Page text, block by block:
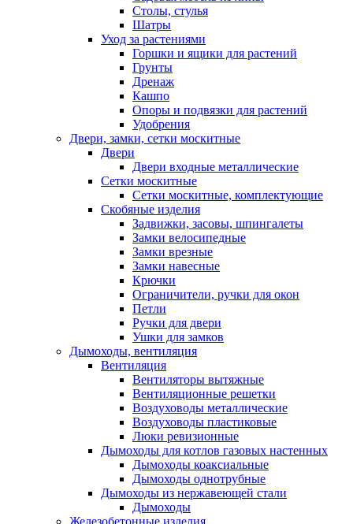
Столы, стулья
Шатры
Уход за растениями
Горшки и ящики для растений
Грунты
Дренаж
Кашпо
Опоры и подвязки для растений
Удобрения
Двери, замки, сетки москитные
Двери
Двери входные металлические
Сетки москитные
Сетки москитные, комплектующие
Скобяные изделия
Задвижки, засовы, шпингалеты
Замки велосипедные
Замки врезные
Замки навесные
Крючки
Ограничители, ручки для окон
Петли
Ручки для двери
Ушки для замков
Дымоходы, вентиляция
Вентиляция
Вентиляторы вытяжные
Вентиляционные решетки
Воздуховоды металлические
Воздуховоды пластиковые
Люки ревизионные
Дымоходы для котлов газовых настенных
Дымоходы коаксиальные
Дымоходы однотрубные
Дымоходы из нержавеющей стали
Дымоходы
Железобетонные изделия